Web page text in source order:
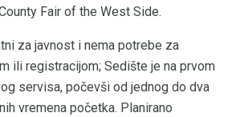
Fair of the West Side.
za javnost i nema potrebe za
ili registracijom; Sedište je na prvom
servisa, počevši od jednog do dva
vremena početka. Planirano